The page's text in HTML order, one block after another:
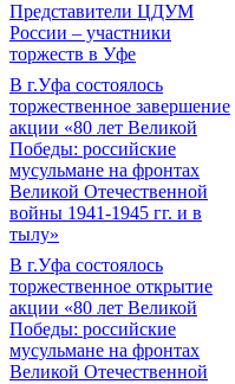
Представители ЦДУМ
России – участники
торжеств в Уфе
В г.Уфа состоялось
торжественное завершение
акции «80 лет Великой
Победы: российские
мусульмане на фронтах
Великой Отечественной
войны 1941-1945 гг. и в
тылу»
В г.Уфа состоялось
торжественное открытие
акции «80 лет Великой
Победы: российские
мусульмане на фронтах
Великой Отечественной